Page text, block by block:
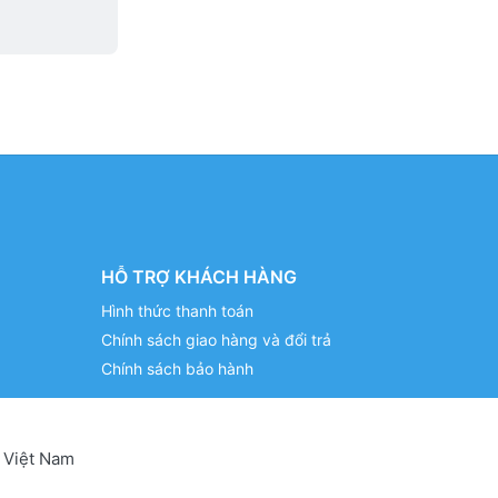
HỖ TRỢ KHÁCH HÀNG
Hình thức thanh toán
Chính sách giao hàng và đổi trả
Chính sách bảo hành
Nam